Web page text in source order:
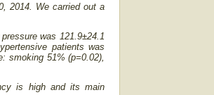
2014. We carried out a
was 121.9±24.1
patients was
smoking 51% (p=0.02),
is high and its main